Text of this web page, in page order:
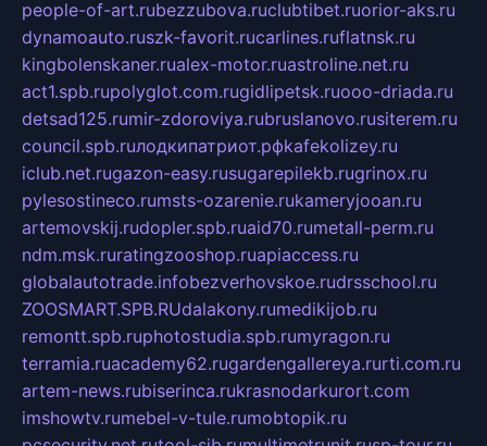
people-of-art.rubezzubova.ruclubtibet.ruorior-aks.ru
dynamoauto.ruszk-favorit.rucarlines.ruflatnsk.ru
kingbolenskaner.rualex-motor.ruastroline.net.ru
act1.spb.rupolyglot.com.rugidlipetsk.ruooo-driada.ru
detsad125.rumir-zdoroviya.rubruslanovo.rusiterem.ru
council.spb.ruлодкипатриот.рфkafekolizey.ru
iclub.net.rugazon-easy.rusugarepilekb.rugrinox.ru
pylesostineco.rumsts-ozarenie.rukameryjooan.ru
artemovskij.rudopler.spb.ruaid70.rumetall-perm.ru
ndm.msk.ruratingzooshop.ruapiaccess.ru
globalautotrade.infobezverhovskoe.rudrsschool.ru
ZOOSMART.SPB.RUdalakony.rumedikijob.ru
remontt.spb.ruphotostudia.spb.rumyragon.ru
terramia.ruacademy62.rugardengallereya.rurti.com.ru
artem-news.rubiserinca.rukrasnodarkurort.com
imshowtv.rumebel-v-tule.rumobtopik.ru